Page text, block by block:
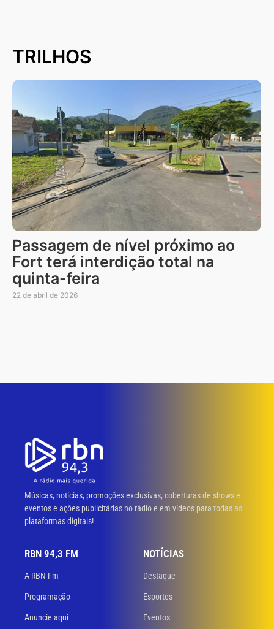
TRILHOS
Passagem de nível próximo ao
Fort terá interdição total na
quinta-feira
22 de abril de 2026
Músicas, notícias, promoções exclusivas, coberturas de shows e
eventos e ações publicitárias no rádio e em vídeos para todas as
plataformas digitais!
RBN 94,3 FM
A RBN Fm
Programação
Anuncie aqui
NOTÍCIAS
Destaque
Esportes
Eventos